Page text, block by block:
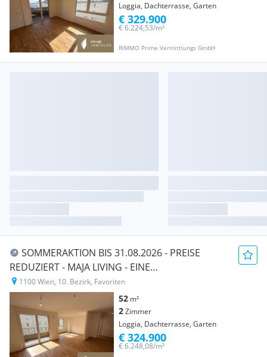
Loggia, Dachterrasse, Garten
RIMMO Prime Vermittlungs GmbH
€ 6.224,53/m²
€ 329.900
SOMMERAKTION BIS 31.08.2026 - PREISE
REDUZIERT - MAJA LIVING - EINE
UNVERWECHSELBARE PERLE! U-BAHN VOR DER
TÜRE!
1100 Wien, 10. Bezirk, Favoriten
52 m²
2Zimmer
Loggia, Dachterrasse, Garten
€ 6.248,08/m²
€ 324.900